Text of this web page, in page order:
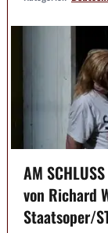
AM
von Richard
Staatsoper/